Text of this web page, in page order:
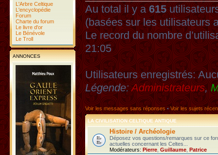
L'Arbre Celtique
L'encyclopédie
Forum
Charte du forum
Le livre d'or
Le Bénévole
Le Troll
ANNONCES
Au total il y a615
(basées sur les utilisateurs
Le record du nombre
21:05
Utilisateurs enregistrés:
Légende:Administrateurs,
Voir les messages sans réponses•Voir les sujets
LA CIVILISATION CELTIQUE ANTIQUE
Histoire / Archéologie
Déposez vos questions/remarques sur ce
actuelles concernant les Celtes...
Modérateurs: Pierre Guillaume Patrice